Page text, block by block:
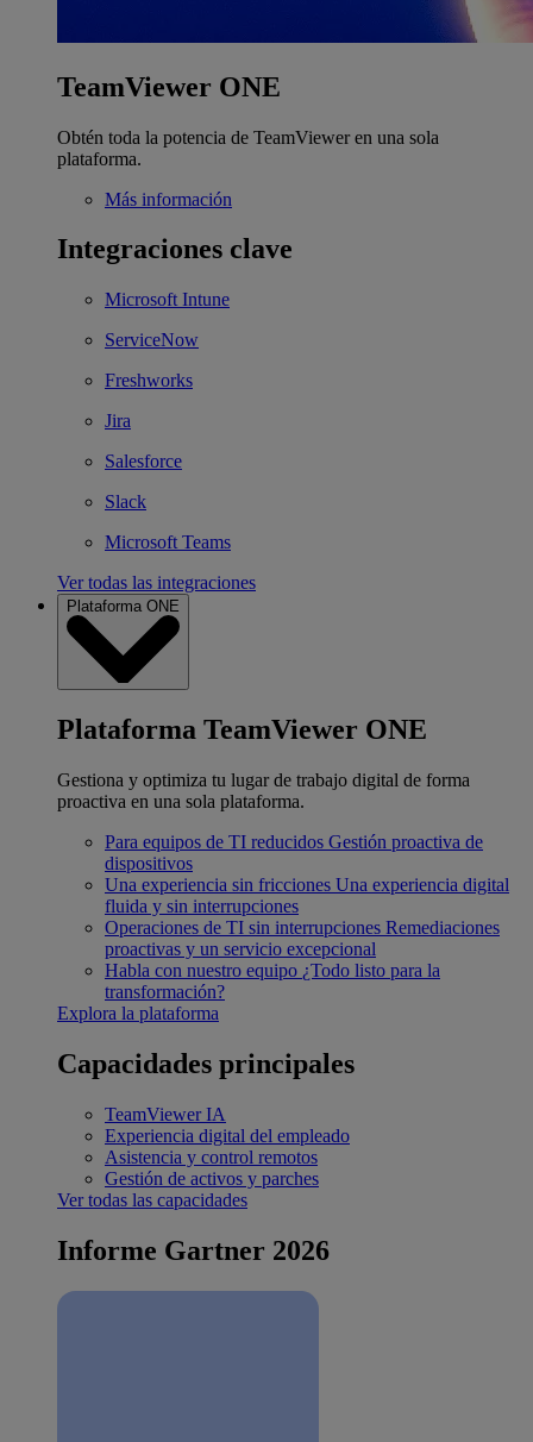
TeamViewer ONE
Obtén toda la potencia de TeamViewer en una sola
plataforma.
Más información
Integraciones clave
Microsoft Intune
ServiceNow
Freshworks
Jira
Salesforce
Slack
Microsoft Teams
Ver todas las integraciones
Plataforma ONE
Plataforma TeamViewer ONE
Gestiona y optimiza tu lugar de trabajo digital de forma
proactiva en una sola plataforma.
Para equipos de TI reducidos Gestión proactiva de
dispositivos
Una experiencia sin fricciones Una experiencia digital
fluida y sin interrupciones
Operaciones de TI sin interrupciones Remediaciones
proactivas y un servicio excepcional
Habla con nuestro equipo ¿Todo listo para la
transformación?
Explora la plataforma
Capacidades principales
TeamViewer IA
Experiencia digital del empleado
Asistencia y control remotos
Gestión de activos y parches
Ver todas las capacidades
Informe Gartner 2026